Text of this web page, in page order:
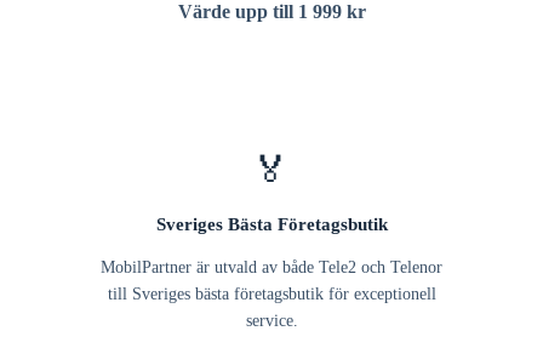
Värde upp till 1 999 kr
🏅
Sveriges Bästa Företagsbutik
MobilPartner är utvald av både Tele2 och Telenor
till Sveriges bästa företagsbutik för exceptionell
service.